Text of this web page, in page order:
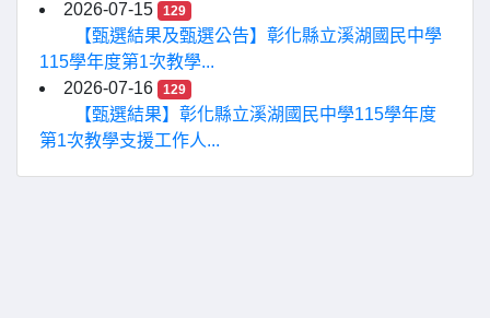
2026-07-15
129
【甄選結果及甄選公告】彰化縣立溪湖國民中學
115學年度第1次教學...
2026-07-16
129
【甄選結果】彰化縣立溪湖國民中學115學年度
第1次教學支援工作人...